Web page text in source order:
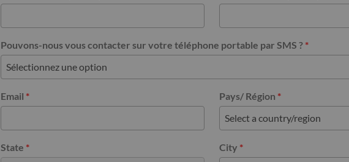
Pouvons-nous vous contacter sur votre téléphone portable par SMS ? *
Email * Pays/ Région *
State * City *